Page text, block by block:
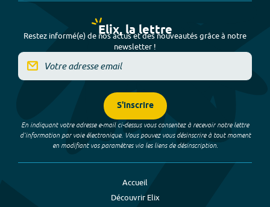
Elix, la lettre
Restez informé(e) de nos actus et des nouveautés grâce à notre
newsletter !
S'inscrire
En indiquant votre adresse e-mail ci-dessus vous consentez à recevoir notre lettre
d’information par voie électronique. Vous pouvez vous désinscrire à tout moment
en modifiant vos paramètres via les liens de désinscription.
Accueil
Découvrir Elix